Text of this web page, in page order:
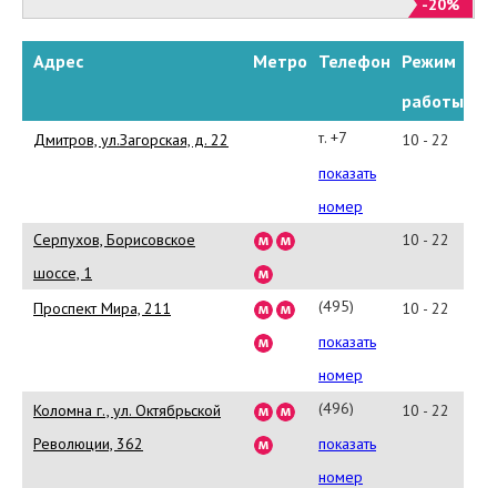
Адрес Метро Телефон Режим
работы
Дмитров, ул.Загорская, д. 22
т. +7
(965)
370-
показать
номер
10 - 22
Серпухов, Борисовское
шоссе, 1
10 - 22
Проспект Мира, 211
(495)
933-
84-
69
(5612)
показать
номер
10 - 22
Коломна г., ул. Октябрьской
Революции, 362
(496)
616-
98-
показать
номер
10 - 22